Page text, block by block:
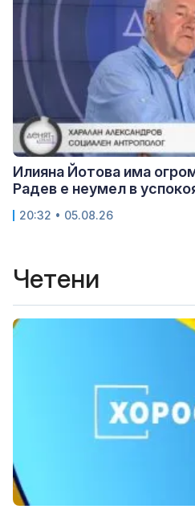
Илияна Йотова има
Радев е неумел в
20:32 • 05.08.26
Четени